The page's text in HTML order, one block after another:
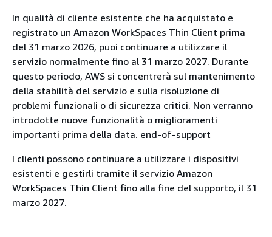
In qualità di cliente esistente che ha acquistato e
registrato un Amazon WorkSpaces Thin Client prima
del 31 marzo 2026, puoi continuare a utilizzare il
servizio normalmente fino al 31 marzo 2027. Durante
questo periodo, AWS si concentrerà sul mantenimento
della stabilità del servizio e sulla risoluzione di
problemi funzionali o di sicurezza critici. Non verranno
introdotte nuove funzionalità o miglioramenti
importanti prima della data. end-of-support
I clienti possono continuare a utilizzare i dispositivi
esistenti e gestirli tramite il servizio Amazon
WorkSpaces Thin Client fino alla fine del supporto, il 31
marzo 2027.